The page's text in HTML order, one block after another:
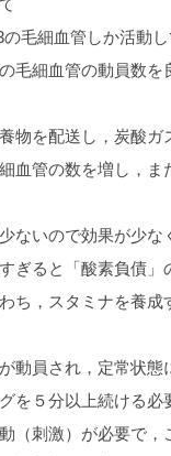
毛細血管しか活動
毛細血管の動員数
物を配送し，炭酸ガ
血管の数を増し，
ないので効果が少な
ぎると「酸素負債
ち，スタミナを養
動員され，定常状態
を５分以上続ける
（刺激）が必要で